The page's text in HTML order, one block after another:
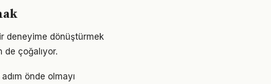
deneyime dönüştürmek
de çoğalıyor.
önde olmayı